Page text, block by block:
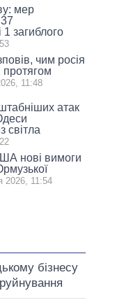
мер
загиблого
чим росія
протягом
11:48
атак
світла
нові вимоги
2026, 11:54
бізнесу